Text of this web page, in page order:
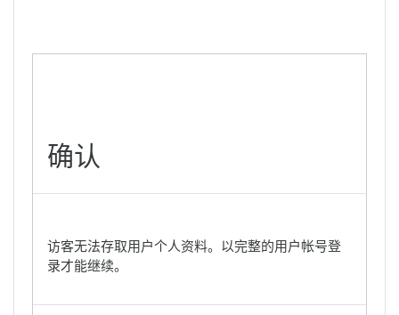
确认
访客无法存取用户个人资料。以完整的用户帐号登
录才能继续。